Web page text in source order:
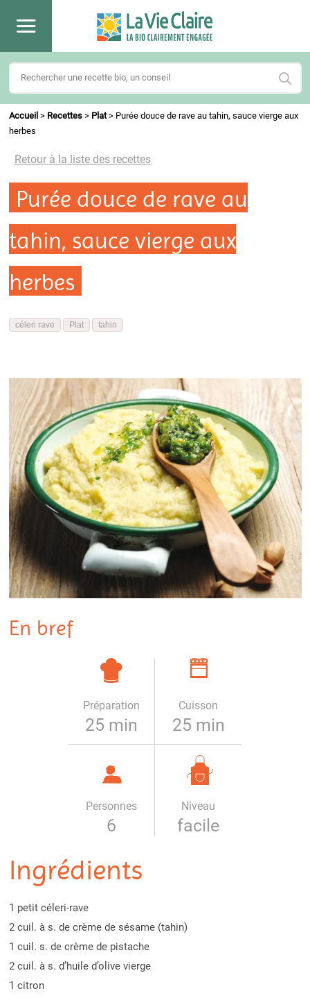
Accueil > Recettes> Plat> Purée douce de rave au tahin, sauce vierge aux
herbes
Retour à la liste des recettes
Purée douce de rave au
tahin, sauce vierge aux
herbes
céleri rave Plat tahin
En bref
Préparation
25 min
Cuisson
25 min
Personnes
6
Niveau
facile
Ingrédients
1 petit céleri-rave
2 cuil. à s. de crème de sésame (tahin)
1 cuil. s. de crème de pistache
2 cuil. à s. d’huile d’olive vierge
1 citron